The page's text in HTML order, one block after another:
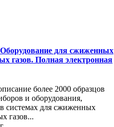
для сжиженных
газов. Полная электронная
более 2000 образцов
и оборудования,
системах для сжиженных
газов...